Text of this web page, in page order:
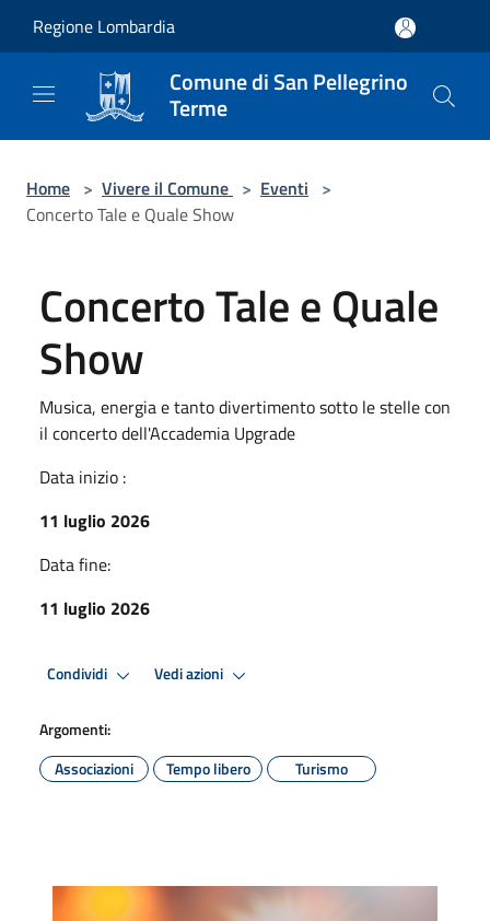
Regione Lombardia
Comune di San Pellegrino
Terme
Home > Vivere il Comune > Eventi >
Concerto Tale e Quale Show
Concerto Tale e Quale
Show
Musica, energia e tanto divertimento sotto le stelle con
il concerto dell'Accademia Upgrade
Data inizio :
11 luglio 2026
Data fine:
11 luglio 2026
Condividi Vedi azioni
Argomenti:
Associazioni
Tempo libero Turismo